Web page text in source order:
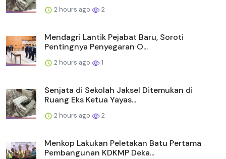
2 hours ago 2
Mendagri Lantik Pejabat Baru, Soroti
Pentingnya Penyegaran O...
2 hours ago 1
Senjata di Sekolah Jaksel Ditemukan di
Ruang Eks Ketua Yayas...
2 hours ago 2
Menkop Lakukan Peletakan Batu Pertama
Pembangunan KDKMP Deka...